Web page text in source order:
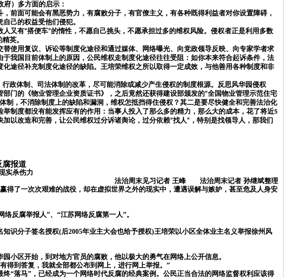
府）多方面的启示：
面可能会有黑恶势力，有腐败分子，有官僚主义，有各种既得利益者对你设置障碍，
自己的权益受他们侵犯。
人又有“搭便车”的惰性，不愿自己挑头，不愿承担过多的维权风险。侵权者正是利用多数
精英。
用复议、诉讼等制度化途径和通过媒体、网络曝光、向党政领导反映、向专家学者求
我国目前体制上的原因，公民维权走制度化途径往往受阻：如你本来符合起诉条件，法
途径补充制度化途径的缺陷。王培荣维权之所以取得一定成效，与他善用各种制度和非
政体制、司法体制的改革，尽可能消除或减少产生侵权的制度根源。反思风华园侵权
门的《物业管理企业资质证书》，之后竟然还获得建设部颁发的“全国物业管理示范住宅
，不消除制度上的缺陷和漏洞，维权怎抵挡得住侵权？其二是要尽快健全和完善法治化
制度都没有能发挥应有的作用：当事人投入了那么多的精力，那么大的成本，花了将近5
以改造和完善，让公民维权过分诉诸舆论，过分依赖“找人” ，特别是找领导人，那我们
腐报道
实杀伤力
法治周末见习记者 王峰 法治周末记者 孙继斌整理
了一次次艰难的战役，却在虚拟世界之外的现实中，遭遇误解与嫉妒，甚至危及人身安
反腐举报人”、“江苏网络反腐第一人”。
识分子签名授权(后2005年业主大会也给予授权)王培荣以小区全体业主名义举报徐州风
区开始，到对地方官员的腐败，他以极大的勇气在网络上公开信息。
得到答复，我就全部都公布到网上，进行网上举报。”
“落马”，已经成为一个网络时代反腐的经典案例。公民正当合法的网络监督权利应该得